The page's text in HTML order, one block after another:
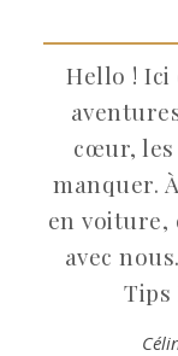
Hello ! Ici
cœur, les
manquer.
en voiture,
avec
Tips